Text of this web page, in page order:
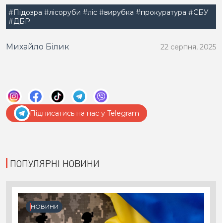
#Підозра #лісоруби #ліс #вирубка #прокуратура #СБУ
#ДБР
Михайло Білик 22 серпня, 2025
Підписатись на нас у Telegram
ПОПУЛЯРНІ НОВИНИ
НОВИНИ